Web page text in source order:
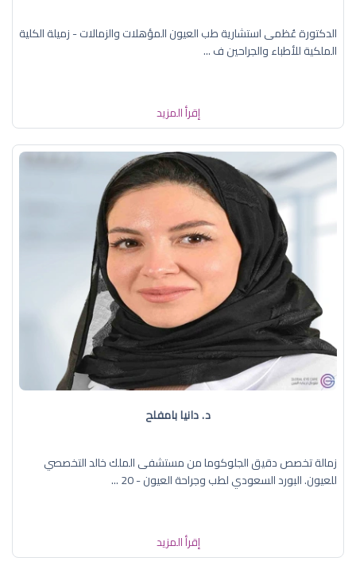
الدكتورة عُظمى استشارية طب العيون المؤهلات والزمالات - زميلة الكلية
الملكية للأطباء والجراحين ف ...
إقرأ المزيد
د. دانيا بامفلح
زمالة تخصص دقيق الجلوكوما من مستشفى الملك خالد التخصصي
للعيون. البورد السعودي لطب وجراحة العيون - 20 ...
إقرأ المزيد